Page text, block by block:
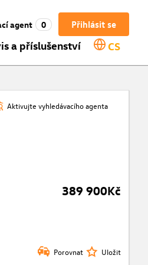
Přihlásit se
agent 0
a příslušenství CS
Aktivujte vyhledávacího agenta
389 900Kč
Porovnat Uložit